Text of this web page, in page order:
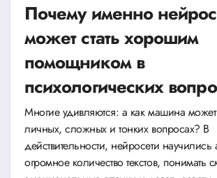
Почему именно
может стать хорошим
помощником в
психологических
Многие удивляются: а как машина
личных, сложных и тонких вопросах? В
действительности, нейросети научились
огромное количество текстов, понимать